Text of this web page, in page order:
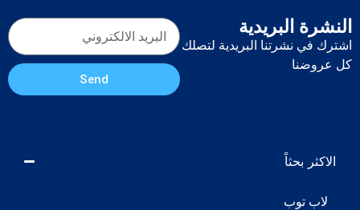
النشرة البريدية
اشترك في نشرتنا البريدية لتصلك
كل عروضنا
Send
الاكثر بحثاً
لاب توب